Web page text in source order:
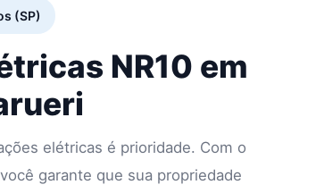
(SP)
NR10 em
elétricas é prioridade. Com o
garante que sua propriedade